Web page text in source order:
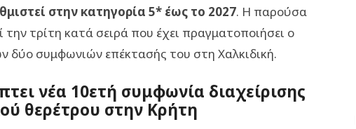
στην κατηγορία 5* έως το 2027. Η παρούσα
τρίτη κατά σειρά που έχει πραγματοποιήσει ο
δύο συμφωνιών επέκτασής του στη Χαλκιδική.
νέα 10ετή συμφωνία διαχείρισης
θερέτρου στην Κρήτη